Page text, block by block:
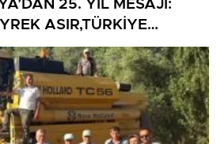
25. YIL MESAJI:
ASIR,TÜRKİYE